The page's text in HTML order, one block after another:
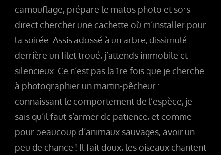
camouflage, prépare le matos photo et sors
direct chercher une cachette où m’installer pour
la soirée. Assis adossé à un arbre, dissimulé
derrière un filet troué, j’attends immobile et
silencieux. Ce n’est pas la 1re fois que je cherche
à photographier un martin-pêcheur :
connaissant le comportement de l’espèce, je
sais qu’il faut s’armer de patience, et comme
pour beaucoup d’animaux sauvages, avoir un
peu de chance ! Il fait doux, les oiseaux chantent